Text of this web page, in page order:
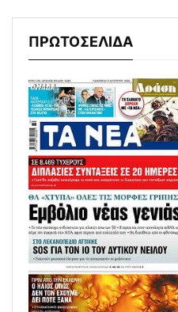
ΠΡΩΤΟΣΕΛΙΔΑ